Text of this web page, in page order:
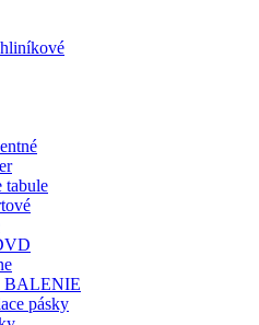
tabule
BALENIE
pásky